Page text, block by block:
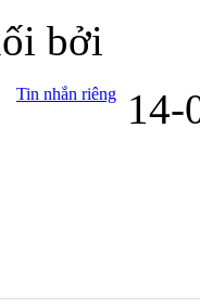
bởi
Tin nhắn riêng